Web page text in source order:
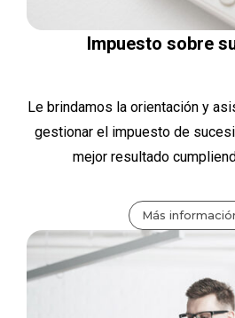
Impuesto sobre
Le brindamos la orientación y
gestionar el impuesto de
mejor resultado
Más